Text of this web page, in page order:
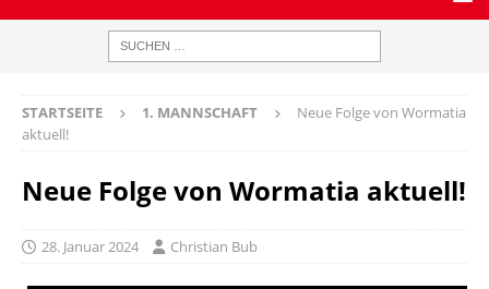
STARTSEITE 1. MANNSCHAFT
Neue Folge von Wormatia
aktuell!
Neue Folge von Wormatia aktuell!
28. Januar 2024 Christian Bub